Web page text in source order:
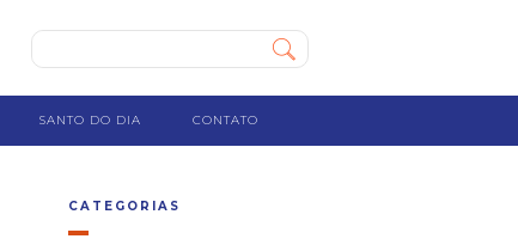
SANTO DO DIA CONTATO
CATEGORIAS